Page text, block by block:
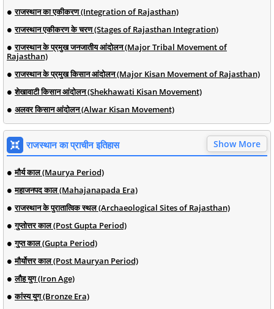
राजस्थान का एकीकरण (Integration of Rajasthan)
राजस्थान एकीकरण के चरण (Stages of Rajasthan Integration)
राजस्थान के प्रमुख जनजातीय आंदोलन (Major Tribal Movement of
Rajasthan)
राजस्थान के प्रमुख किसान आंदोलन (Major Kisan Movement of Rajasthan)
शेखावाटी किसान आंदोलन (Shekhawati Kisan Movement)
अलवर किसान आंदोलन (Alwar Kisan Movement)
राजस्थान का प्राचीन इतिहास Show More
मौर्य काल (Maurya Period)
महाजनपद काल (Mahajanapada Era)
राजस्थान के पुरातात्विक स्थल (Archaeological Sites of Rajasthan)
गुप्तोत्तर काल (Post Gupta Period)
गुप्त काल (Gupta Period)
मौर्योत्तर काल (Post Mauryan Period)
लौह युग (Iron Age)
कांस्य युग (Bronze Era)